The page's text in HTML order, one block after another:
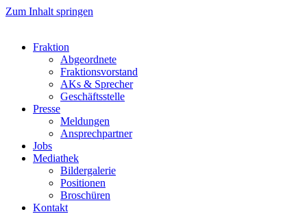
Zum Inhalt springen
Fraktion
Abgeordnete
Fraktions­vorstand
AKs & Sprecher
Geschäftsstelle
Presse
Meldungen
Ansprechpartner
Jobs
Mediathek
Bildergalerie
Positionen
Broschüren
Kontakt